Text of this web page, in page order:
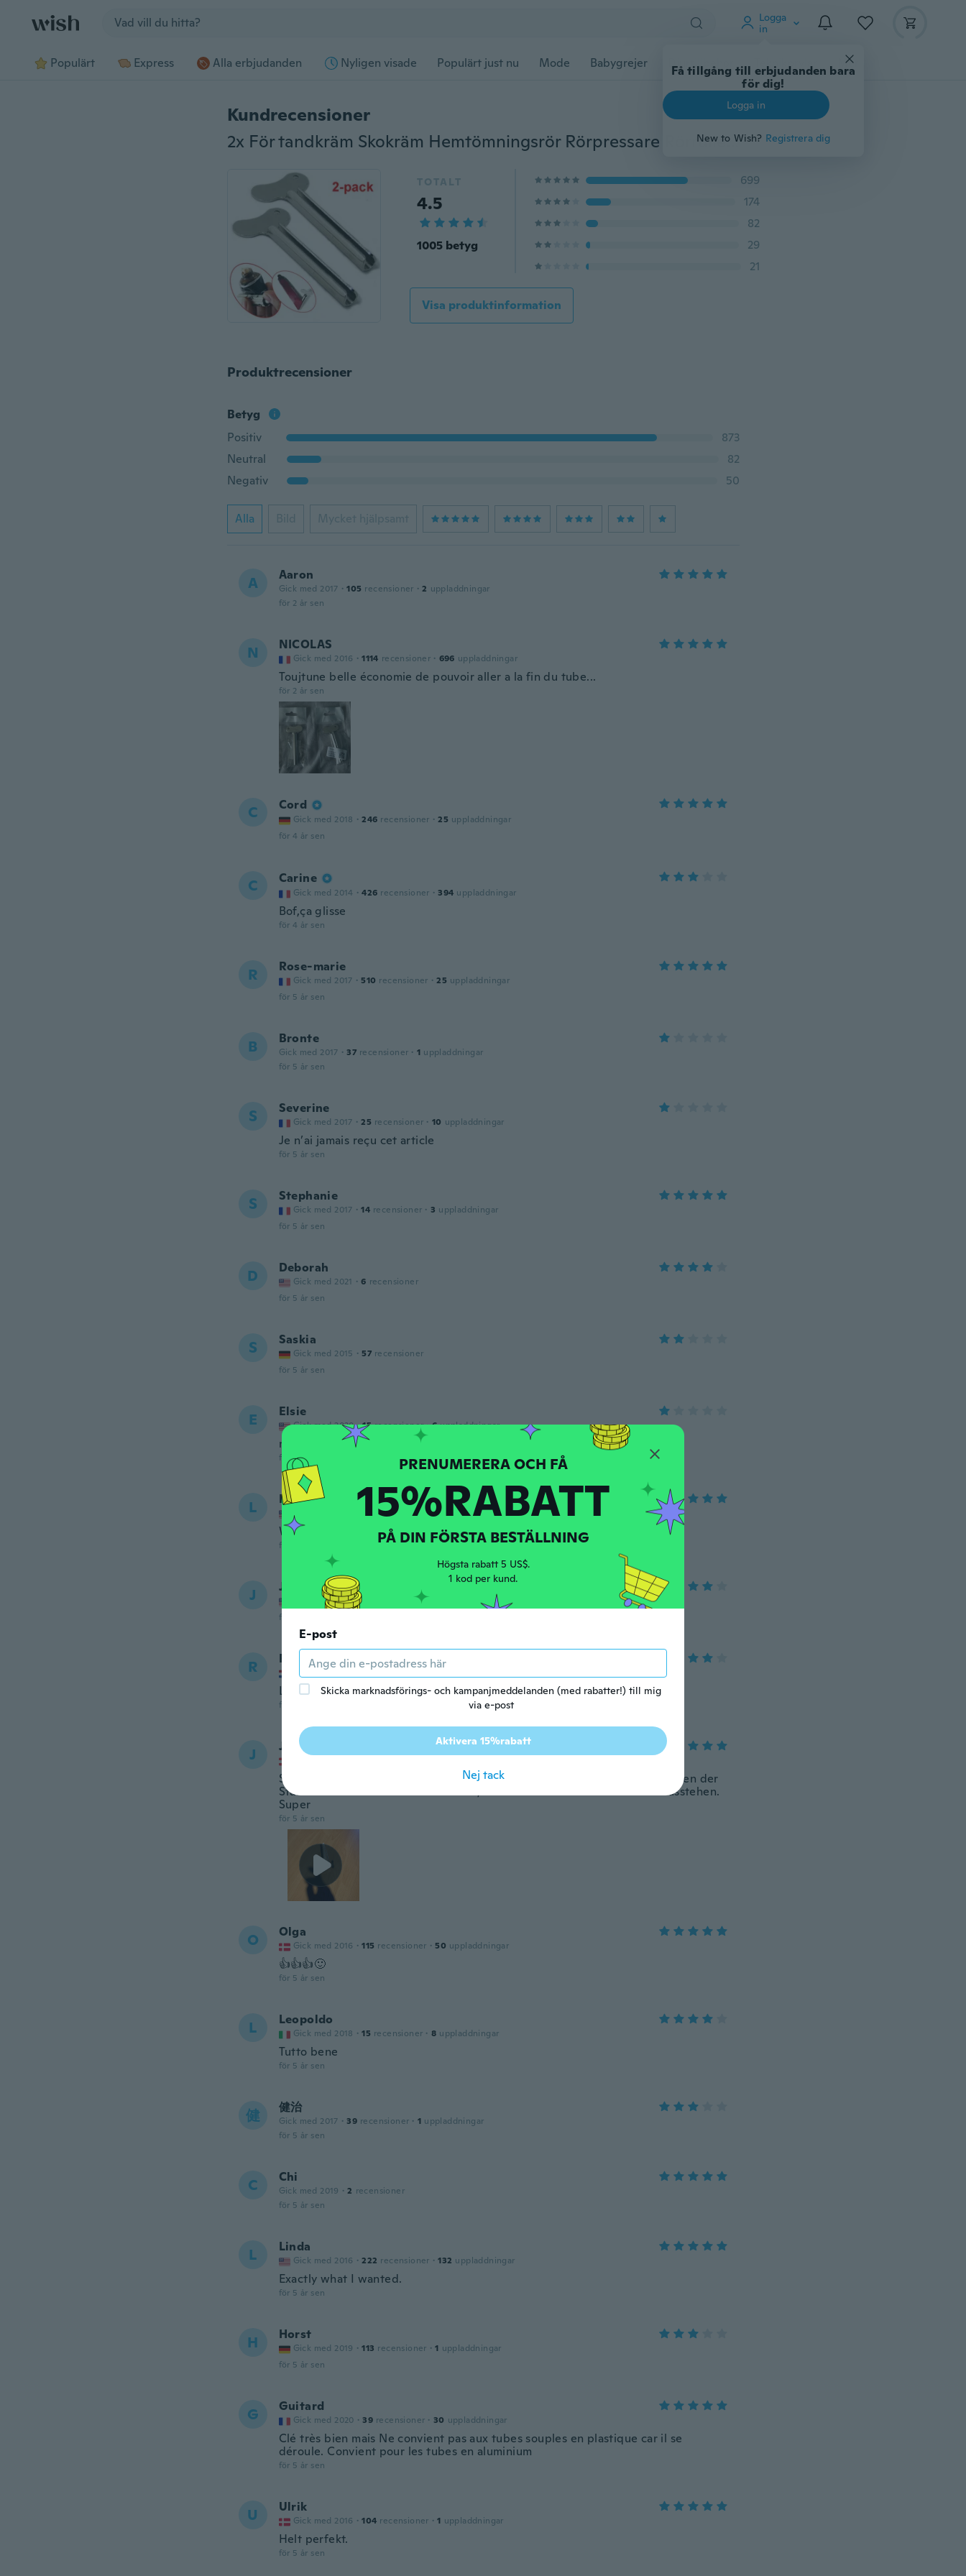
Logga
in
Få tillgång till erbjudanden bara
för dig!
Logga in
New to Wish? Registrera dig
Populärt Express Alla erbjudanden Nyligen visade Populärt just nu Mode Babygrejer Djurtillbehör Teknikprylar Mer
Kundrecensioner
2x För tandkräm Skokräm Hemtömningsrör Rörpressare Rörrulle Rörpressverktyg Tubenquetscher Tubenaufroller
TOTALT
4.5
1005 betyg
699
174
82
29
21
Visa produktinformation
Produktrecensioner
Betyg
Positiv
873
Neutral
82
Negativ
50
Alla Bild Mycket hjälpsamt
A Aaron
Gick med 2017 · 105 recensioner · 2 uppladdningar
för 2 år sen
N NICOLAS
Gick med 2016 · 1114 recensioner · 696 uppladdningar
Toujtune belle économie de pouvoir aller a la fin du tube...
för 2 år sen
C Cord
Gick med 2018 · 246 recensioner · 25 uppladdningar
för 4 år sen
C Carine
Gick med 2014 · 426 recensioner · 394 uppladdningar
Bof,ça glisse
för 4 år sen
R Rose-marie
Gick med 2017 · 510 recensioner · 25 uppladdningar
för 5 år sen
B Bronte
Gick med 2017 · 37 recensioner · 1 uppladdningar
för 5 år sen
S Severine
Gick med 2017 · 25 recensioner · 10 uppladdningar
Je n’ai jamais reçu cet article
för 5 år sen
S Stephanie
Gick med 2017 · 14 recensioner · 3 uppladdningar
för 5 år sen
D Deborah
Gick med 2021 · 6 recensioner
för 5 år sen
S Saskia
Gick med 2015 · 57 recensioner
för 5 år sen
E Elsie
Gick med 2020 · 15 recensioner · 6 uppladdningar
no me paresio muy efectivo
för 5 år sen
L Lisa
Gick med 2016 recensioner · 2 uppladdningar
Works as expected
för 5 år sen
J Janet
Gick med 2019 · 26
recensioner
för 5 år sen
R Rens
Gick med 2017 150
Lekker handig
för 5 år sen
J Julian
Super einfach und holt alles aus den Tuben!!!! Geht für fast alle Tuben wegen der
Stärke und dem Schlitz auf der Seite, da kann eine breite Tube etwas rausstehen.
Super
för 5 år sen
O Olga
Gick med 2016 · 115 recensioner · 50 uppladdningar
👍👍👍🙂
för 5 år sen
L Leopoldo
Gick med 2018 · 15 recensioner · 8 uppladdningar
Tutto bene
för 5 år sen
健 健治
Gick med 2017 · 39 recensioner · 1 uppladdningar
för 5 år sen
C Chi
Gick med 2019 · 2 recensioner
för 5 år sen
L Linda
Gick med 2016 · 222 recensioner · 132 uppladdningar
Exactly what I wanted.
för 5 år sen
H Horst
Gick med 2019 · 113 recensioner · 1 uppladdningar
för 5 år sen
G Guitard
Gick med 2020 · 39 recensioner · 30 uppladdningar
Clé très bien mais Ne convient pas aux tubes souples en plastique car il se
déroule. Convient pour les tubes en aluminium
för 5 år sen
U Ulrik
Gick med 2016 · 104 recensioner · 1 uppladdningar
Helt perfekt.
för 5 år sen
PRENUMERERA OCH FÅ
15%RABATT
PÅ DIN FÖRSTA BESTÄLLNING
Högsta rabatt 5 US$.
1 kod per kund.
E-post
Skicka marknadsförings- och kampanjmeddelanden (med rabatter!) till mig
via e-post
Aktivera 15%rabatt
Nej tack